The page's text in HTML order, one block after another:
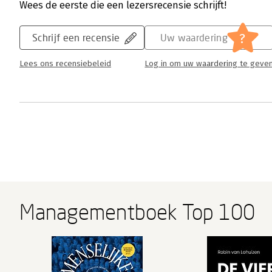
Wees de eerste die een lezersrecensie schrijft!
Schrijf een recensie
Lees ons recensiebeleid
Uw waardering ?
Log in om uw waardering te
Managementboek Top 100